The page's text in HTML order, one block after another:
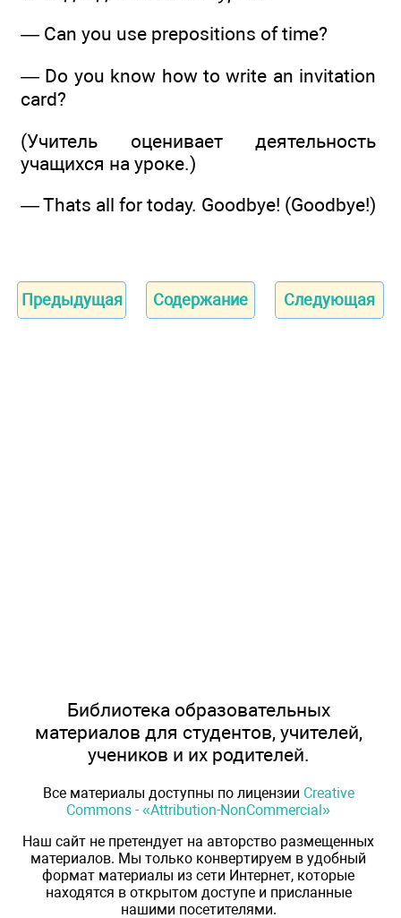
— Can you use prepositions of time?
— Do you know how to write an invitation
card?
(Учитель оценивает деятельность
учащихся на уроке.)
— Thats all for today. Goodbye! (Goodbye!)
Предыдущая Содержание Следующая
Библиотека образовательных
материалов для студентов, учителей,
учеников и их родителей.
Все материалы доступны по лицензии Creative
Commons - «Attribution-NonCommercial»
Наш сайт не претендует на авторство размещенных
материалов. Мы только конвертируем в удобный
формат материалы из сети Интернет, которые
находятся в открытом доступе и присланные
нашими посетителями.